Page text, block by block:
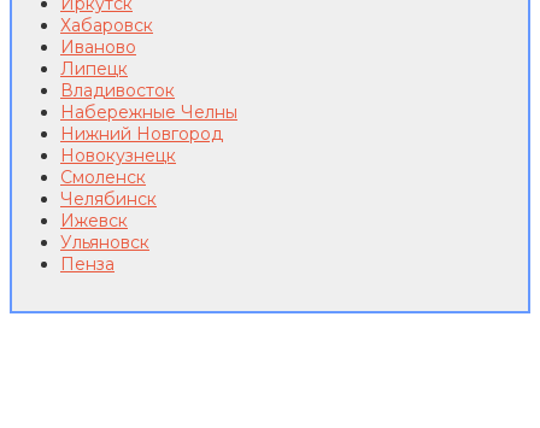
Хабаровск
Иваново
Липецк
Владивосток
Набережные Челны
Нижний Новгород
Новокузнецк
Смоленск
Челябинск
Ижевск
Ульяновск
Пенза